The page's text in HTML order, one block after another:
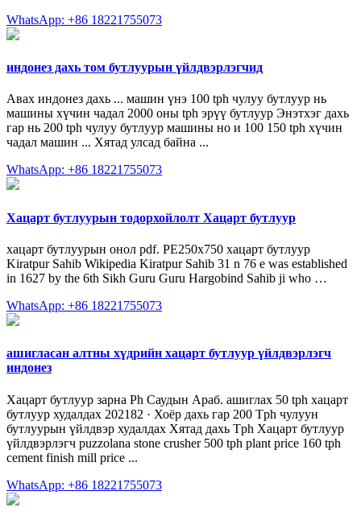
WhatsApp: +86 18221755073
индонез дахь том бутлуурын үйлдвэрлэгчид
Авах индонез дахь ... машин үнэ 100 tph чулуу бутлуур нь
машины хүчин чадал 2000 оны tph эрүү бутлуур Энэтхэг дахь
гар нь 200 tph чулуу бутлуур машины но и 100 150 tph хүчин
чадал машин ... Хятад улсад байна ...
WhatsApp: +86 18221755073
Хацарт бутлуурын тодорхойлолт Хацарт бутлуур
хацарт бутлуурын онол pdf. PE250x750 хацарт бутлуур
Kiratpur Sahib Wikipedia Kiratpur Sahib 31 n 76 e was established
in 1627 by the 6th Sikh Guru Guru Hargobind Sahib ji who …
WhatsApp: +86 18221755073
ашигласан алтны хүдрийн хацарт бутлуур үйлдвэрлэгч
индонез
Хацарт бутлуур зарна Ph Саудын Араб. ашиглах 50 tph хацарт
бутлуур худалдах 202182 · Хоёр дахь гар 200 Tph чулуун
бутлуурын үйлдвэр худалдах Хятад дахь Tph Хацарт бутлуур
үйлдвэрлэгч puzzolana stone crusher 500 tph plant price 160 tph
cement finish mill price ...
WhatsApp: +86 18221755073